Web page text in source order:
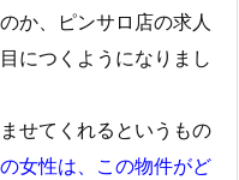
か、ピンサロ店の求人
につくようになりまし
せてくれるというもの
女性は、この物件がど